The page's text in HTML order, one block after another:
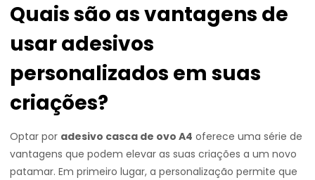
Quais são as vantagens de
usar adesivos
personalizados em suas
criações?
Optar por adesivo casca de ovo A4 oferece uma série de
vantagens que podem elevar as suas criações a um novo
patamar. Em primeiro lugar, a personalização permite que